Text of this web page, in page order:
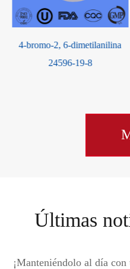
2, 6-dimetilanilina
24596-19-8
Últimas
¡Manteniéndolo al día